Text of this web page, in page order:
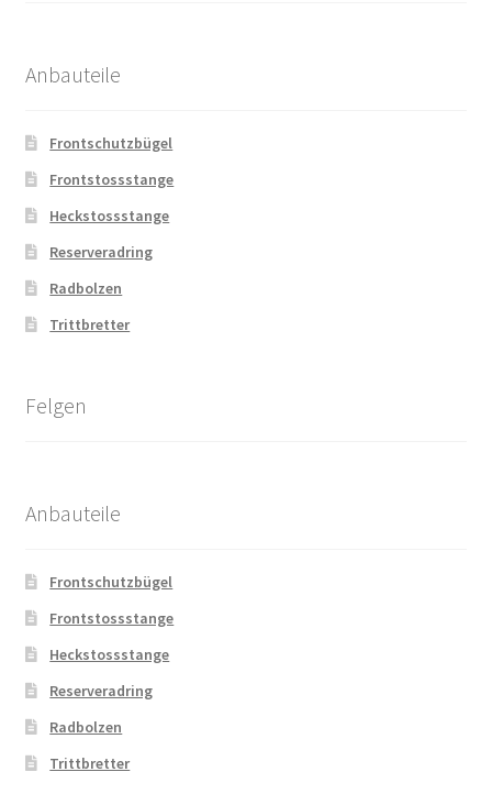
Anbauteile
Frontschutzbügel
Frontstossstange
Heckstossstange
Reserveradring
Radbolzen
Trittbretter
Felgen
Anbauteile
Frontschutzbügel
Frontstossstange
Heckstossstange
Reserveradring
Radbolzen
Trittbretter